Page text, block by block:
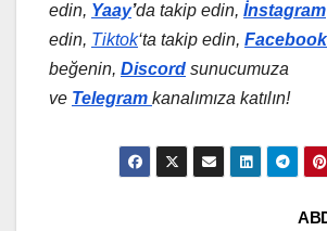
edin, Yaay’da takip edin, İnstagram
edin, Tiktok‘ta takip edin, Facebook
beğenin, Discord sunucumuza
ve Telegram kanalımıza katılın!